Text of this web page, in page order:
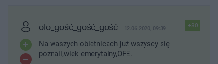
+30
olo_gość_gość_gość 12.06.2020, 09:39
Na waszych obietnicach już wszyscy się
poznali,wiek emerytalny,OFE.